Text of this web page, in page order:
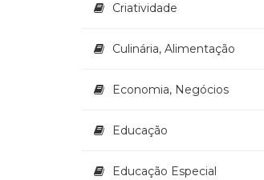
Criatividade
Culinária, Alimentação
Economia, Negócios
Educação
Educação Especial